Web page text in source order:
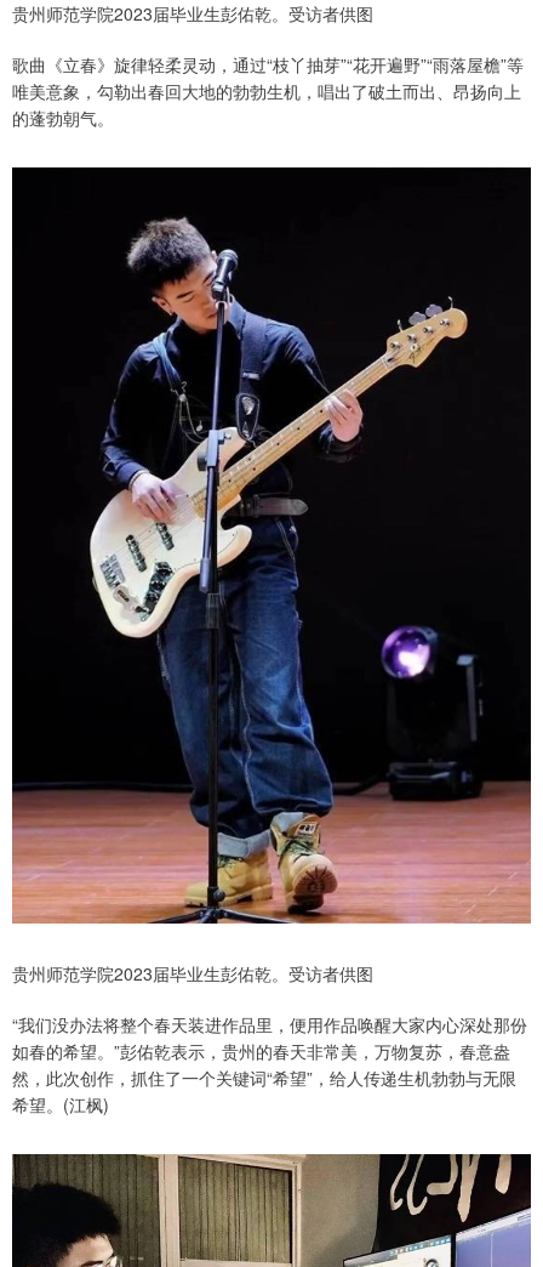
贵州师范学院2023届毕业生彭佑乾。受访者供图
歌曲《立春》旋律轻柔灵动，通过“枝丫抽芽”“花开遍野”“雨落屋檐”等
唯美意象，勾勒出春回大地的勃勃生机，唱出了破土而出、昂扬向上
的蓬勃朝气。
贵州师范学院2023届毕业生彭佑乾。受访者供图
“我们没办法将整个春天装进作品里，便用作品唤醒大家内心深处那份
如春的希望。”彭佑乾表示，贵州的春天非常美，万物复苏，春意盎
然，此次创作，抓住了一个关键词“希望”，给人传递生机勃勃与无限
希望。(江枫)